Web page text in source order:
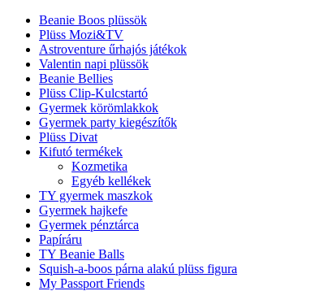
Beanie Boos plüssök
Plüss Mozi&TV
Astroventure űrhajós játékok
Valentin napi plüssök
Beanie Bellies
Plüss Clip-Kulcstartó
Gyermek körömlakkok
Gyermek party kiegészítők
Plüss Divat
Kifutó termékek
Kozmetika
Egyéb kellékek
TY gyermek maszkok
Gyermek hajkefe
Gyermek pénztárca
Papíráru
TY Beanie Balls
Squish-a-boos párna alakú plüss figura
My Passport Friends